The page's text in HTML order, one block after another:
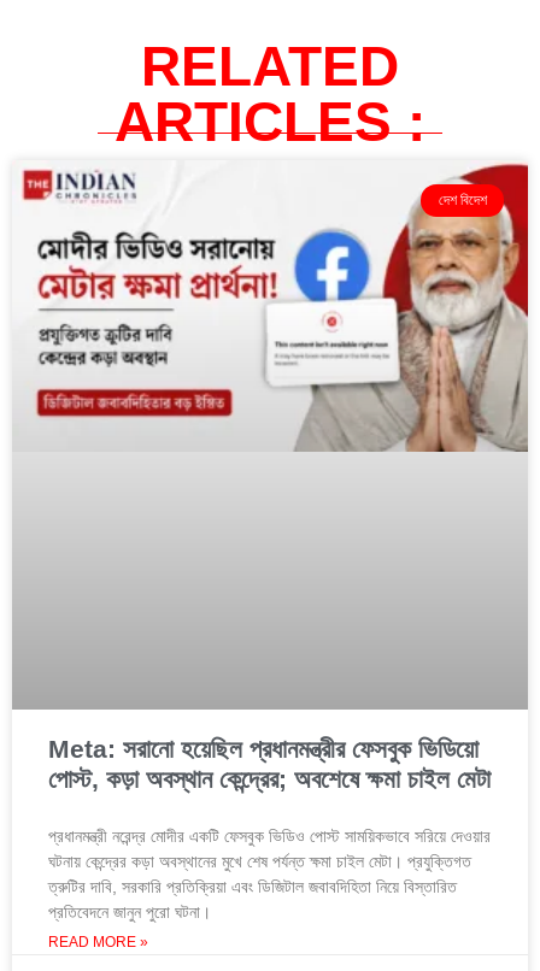
RELATED
ARTICLES :
দেশ বিদেশ
Meta: সরানো হয়েছিল প্রধানমন্ত্রীর ফেসবুক ভিডিয়ো
পোস্ট, কড়া অবস্থান কেন্দ্রের; অবশেষে ক্ষমা চাইল মেটা
প্রধানমন্ত্রী নরেন্দ্র মোদীর একটি ফেসবুক ভিডিও পোস্ট সাময়িকভাবে সরিয়ে দেওয়ার
ঘটনায় কেন্দ্রের কড়া অবস্থানের মুখে শেষ পর্যন্ত ক্ষমা চাইল মেটা। প্রযুক্তিগত
ত্রুটির দাবি, সরকারি প্রতিক্রিয়া এবং ডিজিটাল জবাবদিহিতা নিয়ে বিস্তারিত
প্রতিবেদনে জানুন পুরো ঘটনা।
READ MORE »